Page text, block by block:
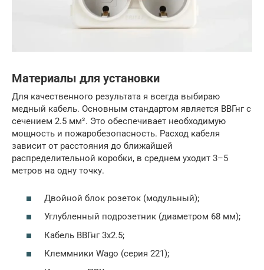
Материалы для установки
Для качественного результата я всегда выбираю
медный кабель. Основным стандартом является ВВГнг с
сечением 2.5 мм². Это обеспечивает необходимую
мощность и пожаробезопасность. Расход кабеля
зависит от расстояния до ближайшей
распределительной коробки, в среднем уходит 3–5
метров на одну точку.
Двойной блок розеток (модульный);
Углубленный подрозетник (диаметром 68 мм);
Кабель ВВГнг 3х2.5;
Клеммники Wago (серия 221);